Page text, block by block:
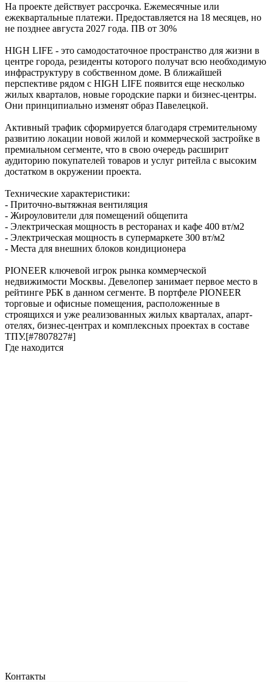
На проекте действует рассрочка. Ежемесячные или
ежеквартальные платежи. Предоставляется на 18 месяцев, но
не позднее августа 2027 года. ПВ от 30%
HIGH LIFE - это самодостаточное пространство для жизни в
центре города, резиденты которого получат всю необходимую
инфраструктуру в собственном доме. В ближайшей
перспективе рядом с HIGH LIFE появится еще несколько
жилых кварталов, новые городские парки и бизнес-центры.
Они принципиально изменят образ Павелецкой.
Активный трафик сформируется благодаря стремительному
развитию локации новой жилой и коммерческой застройке в
премиальном сегменте, что в свою очередь расширит
аудиторию покупателей товаров и услуг ритейла с высоким
достатком в окружении проекта.
Технические характеристики:
- Приточно-вытяжная вентиляция
- Жироуловители для помещений общепита
- Электрическая мощность в ресторанах и кафе 400 вт/м2
- Электрическая мощность в супермаркете 300 вт/м2
- Места для внешних блоков кондиционера
PIONEER ключевой игрок рынка коммерческой
недвижимости Москвы. Девелопер занимает первое место в
рейтинге РБК в данном сегменте. В портфеле PIONEER
торговые и офисные помещения, расположенные в
строящихся и уже реализованных жилых кварталах, апарт-
отелях, бизнес-центрах и комплексных проектах в составе
ТПУ.[#7807827#]
Где находится
Контакты